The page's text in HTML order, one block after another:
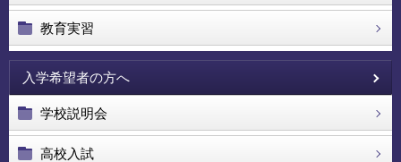
教育実習
入学希望者の方へ
学校説明会
高校入試